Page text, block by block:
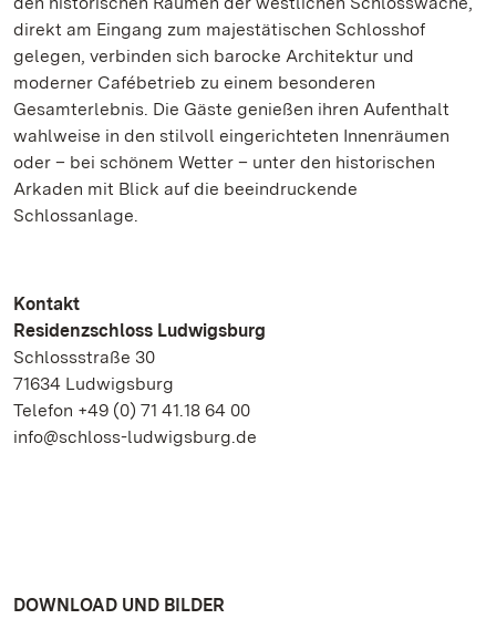
direkt am Eingang zum majestätischen Schlosshof
gelegen, verbinden sich barocke Architektur und
moderner Cafébetrieb zu einem besonderen
Gesamterlebnis. Die Gäste genießen ihren Aufenthalt
wahlweise in den stilvoll eingerichteten Innenräumen
oder – bei schönem Wetter – unter den historischen
Arkaden mit Blick auf die beeindruckende
Schlossanlage.
Kontakt
Residenzschloss Ludwigsburg
Schlossstraße 30
71634 Ludwigsburg
Telefon +49 (0) 71 41.18 64 00
info@schloss-ludwigsburg.de
DOWNLOAD UND BILDER